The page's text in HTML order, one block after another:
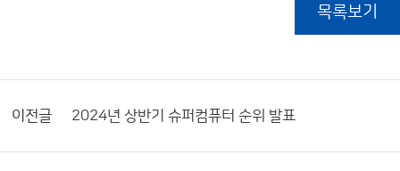
목록보기
이전글 2024년 상반기 슈퍼컴퓨터 순위 발표